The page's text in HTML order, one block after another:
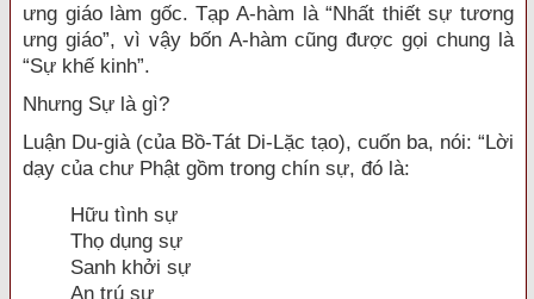
ưng giáo làm gốc. Tạp A-hàm là “Nhất thiết sự tương
ưng giáo”, vì vậy bốn A-hàm cũng được gọi chung là
“Sự khế kinh”.
Nhưng Sự là gì?
Luận Du-già (của Bồ-Tát Di-Lặc tạo), cuốn ba, nói: “Lời
dạy của chư Phật gồm trong chín sự, đó là:
Hữu tình sự
Thọ dụng sự
Sanh khởi sự
An trú sự